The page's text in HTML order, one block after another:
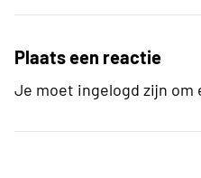
Plaats een reactie
Je moet ingelogd zijn